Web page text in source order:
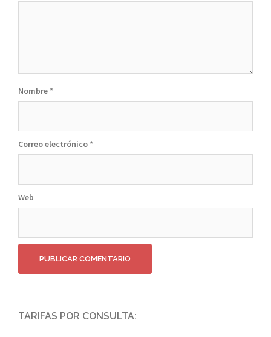
Nombre *
Correo electrónico *
Web
TARIFAS POR CONSULTA: